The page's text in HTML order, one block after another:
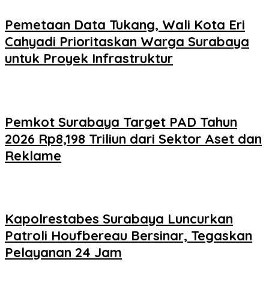
Pemetaan Data Tukang, Wali Kota Eri
Cahyadi Prioritaskan Warga Surabaya
untuk Proyek Infrastruktur
Pemkot Surabaya Target PAD Tahun
2026 Rp8,198 Triliun dari Sektor Aset dan
Reklame
Kapolrestabes Surabaya Luncurkan
Patroli Houfbereau Bersinar, Tegaskan
Pelayanan 24 Jam